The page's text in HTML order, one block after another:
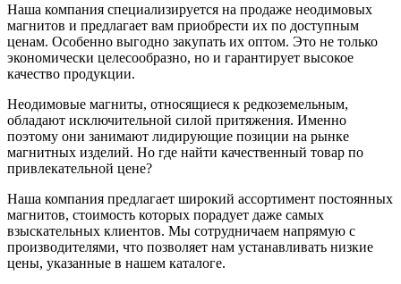
Наша компания специализируется на продаже неодимовых
магнитов и предлагает вам приобрести их по доступным
ценам. Особенно выгодно закупать их оптом. Это не только
экономически целесообразно, но и гарантирует высокое
качество продукции.
Неодимовые магниты, относящиеся к редкоземельным,
обладают исключительной силой притяжения. Именно
поэтому они занимают лидирующие позиции на рынке
магнитных изделий. Но где найти качественный товар по
привлекательной цене?
Наша компания предлагает широкий ассортимент постоянных
магнитов, стоимость которых порадует даже самых
взыскательных клиентов. Мы сотрудничаем напрямую с
производителями, что позволяет нам устанавливать низкие
цены, указанные в нашем каталоге.